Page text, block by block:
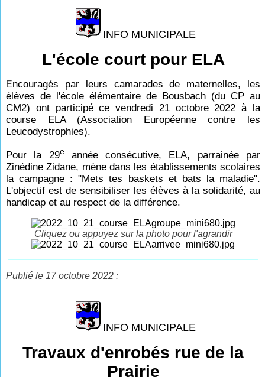
INFO MUNICIPALE
L'école court pour ELA
Encouragés par leurs camarades de maternelles, les
élèves de l'école élémentaire de Bousbach (du CP au
CM2) ont participé ce vendredi 21 octobre 2022 à la
course ELA (Association Européenne contre les
Leucodystrophies).
Pour la 29eannée consécutive, ELA, parrainée par
Zinédine Zidane, mène dans les établissements scolaires
la campagne : "Mets tes baskets et bats la maladie".
L'objectif est de sensibiliser les élèves à la solidarité, au
handicap et au respect de la différence.
Cliquez ou appuyez sur la photo pour l'agrandir
Publié le 17 octobre 2022 :
INFO MUNICIPALE
Travaux d'enrobés rue de la
Prairie